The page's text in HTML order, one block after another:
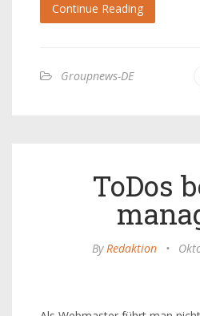
Continue Reading
Groupnews-DE
ToDos
ByRedaktion •